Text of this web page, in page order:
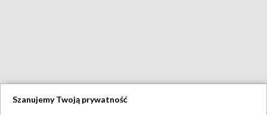
Szanujemy Twoją prywatność